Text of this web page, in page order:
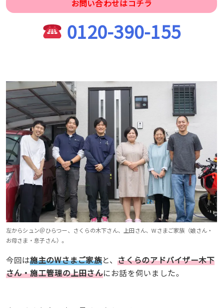
お問い合わせはコチラ
0120-390-155
左からシュン＠ひらつー、さくらの木下さん、上田さん、Wさまご家族（娘さん・
お母さま・息子さん）。
今回は施主のWさまご家族と、さくらのアドバイザー木下
さん・施工管理の上田さんにお話を伺いました。